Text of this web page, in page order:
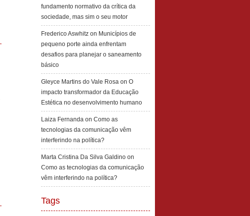
fundamento normativo da crítica da
sociedade, mas sim o seu motor
Frederico Aswhitz on Municípios de
pequeno porte ainda enfrentam
desafios para planejar o saneamento
básico
Gleyce Martins do Vale Rosa on O
impacto transformador da Educação
Estética no desenvolvimento humano
Laiza Fernanda on Como as
tecnologias da comunicação vêm
interferindo na política?
Marta Cristina Da Silva Galdino on
Como as tecnologias da comunicação
vêm interferindo na política?
Tags